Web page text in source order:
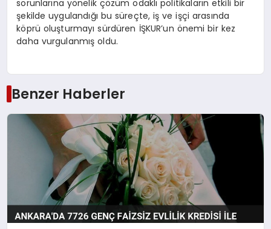
sorunlarına yönelik çözüm odaklı politikaların etkili bir
şekilde uygulandığı bu süreçte, iş ve işçi arasında
köprü oluşturmayı sürdüren İŞKUR’un önemi bir kez
daha vurgulanmış oldu.
Benzer Haberler